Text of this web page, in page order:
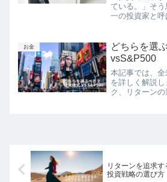
ている。」そ
一の投資家と呼
持っているそ
いでしょう。
お金
どちらを選
vsS&P500
本記事では、
を詳しく解説
ク、リターン
リターンを追求
投資戦略の選び方